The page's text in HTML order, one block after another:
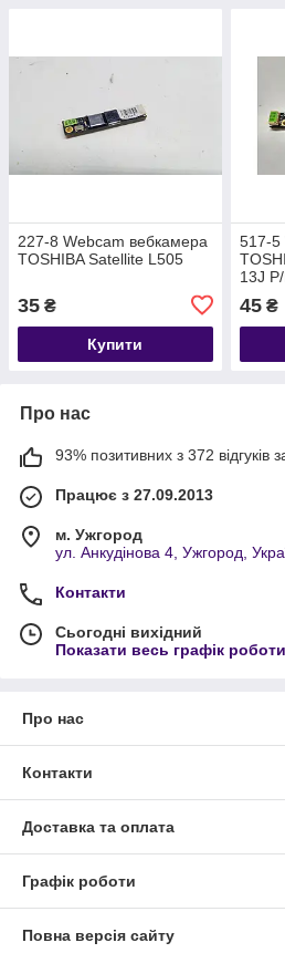
227-8 Webcam вебкамера
TOSHIBA Satellite L505
35 ₴
Купити
517-5
13J
45₴
Про нас
93% позитивних з 372 відгуків
Працює з 27.09.2013
м. Ужгород
ул. Анкудінова 4, Ужгород,
Контакти
Сьогодні вихідний
Показати весь графік роботи
Про нас
Контакти
Доставка та оплата
Графік роботи
Повна версія сайту